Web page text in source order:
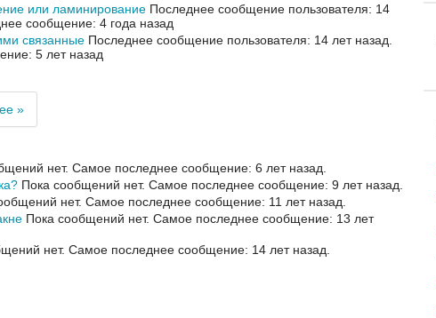
или ламинирование Последнее сообщение пользователя: 14
сообщение: 4 года назад
связанные Последнее сообщение пользователя: 14 лет назад.
5 лет назад
»
нет. Самое последнее сообщение: 6 лет назад.
Пока сообщений нет. Самое последнее сообщение: 9 лет назад.
нет. Самое последнее сообщение: 11 лет назад.
Пока сообщений нет. Самое последнее сообщение: 13 лет
нет. Самое последнее сообщение: 14 лет назад.